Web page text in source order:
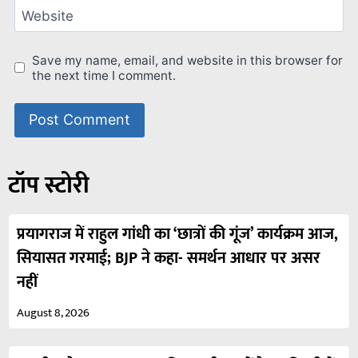
Website
Save my name, email, and website in this browser for
the next time I comment.
टॉप स्टोरी
प्रयागराज में राहुल गांधी का ‘छात्रों की गूंज’ कार्यक्रम आज,
सियासत गरमाई; BJP ने कहा- समर्थन आधार पर असर
नहीं
August 8, 2026